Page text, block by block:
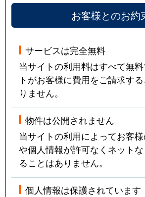
お客様とのお約
サービスは完全無料
当サイトの利用料はすべて無
トがお客様に費用をご請求す
りません。
物件は公開されません
当サイトの利用によってお客
や個人情報が許可なくネット
ることはありません。
個人情報は保護されています